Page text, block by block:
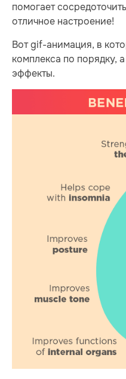
помогает
отличное настроение!
Вот gif-анимация, в
комплекса по порядку,
эффекты.